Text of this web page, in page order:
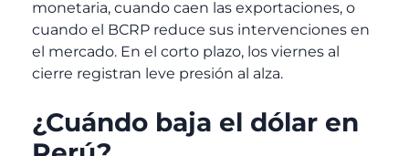
monetaria, cuando caen las exportaciones, o
cuando el BCRP reduce sus intervenciones en
el mercado. En el corto plazo, los viernes al
cierre registran leve presión al alza.
¿Cuándo baja el dólar en